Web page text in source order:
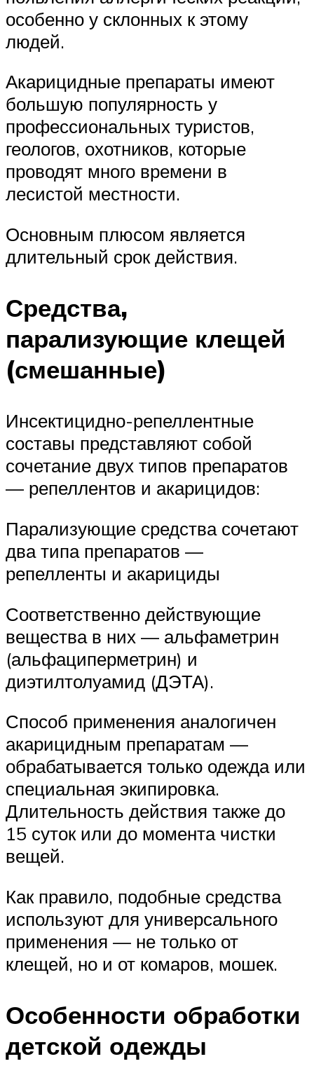
особенно у склонных к этому
людей.
Акарицидные препараты имеют
большую популярность у
профессиональных туристов,
геологов, охотников, которые
проводят много времени в
лесистой местности.
Основным плюсом является
длительный срок действия.
Средства,
парализующие клещей
(смешанные)
Инсектицидно-репеллентные
составы представляют собой
сочетание двух типов препаратов
— репеллентов и акарицидов:
Парализующие средства сочетают
два типа препаратов —
репелленты и акарициды
Соответственно действующие
вещества в них — альфаметрин
(альфациперметрин) и
диэтилтолуамид (ДЭТА).
Способ применения аналогичен
акарицидным препаратам —
обрабатывается только одежда или
специальная экипировка.
Длительность действия также до
15 суток или до момента чистки
вещей.
Как правило, подобные средства
используют для универсального
применения — не только от
клещей, но и от комаров, мошек.
Особенности обработки
детской одежды